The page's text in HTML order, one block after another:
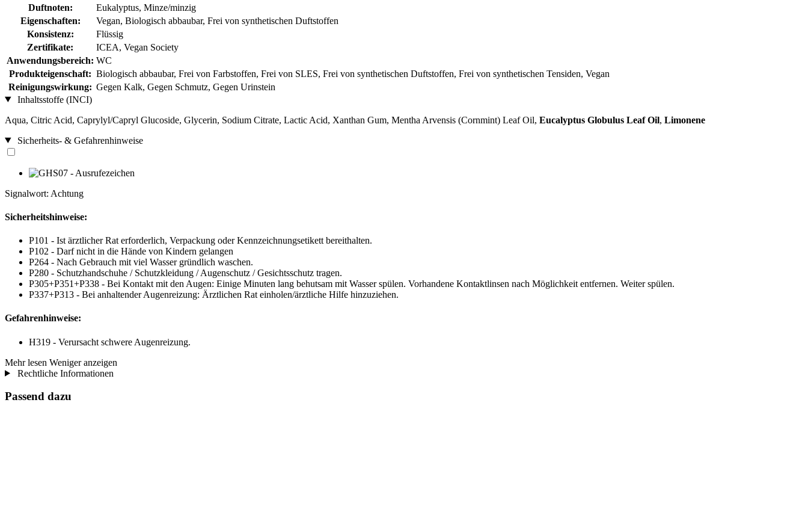
Duftnoten:
Eukalyptus, Minze/minzig
Eigenschaften:
Vegan, Biologisch abbaubar, Frei von synthetischen Duftstoffen
Konsistenz:
Flüssig
Zertifikate:
ICEA, Vegan Society
Anwendungsbereich: WC
Produkteigenschaft: Biologisch abbaubar, Frei von Farbstoffen, Frei von SLES, Frei von synthetischen Duftstoffen, Frei von synthetischen Tensiden, Vegan
Reinigungswirkung: Gegen Kalk, Gegen Schmutz, Gegen Urinstein
Inhaltsstoffe (INCI)
Aqua, Citric Acid, Caprylyl/Capryl Glucoside, Glycerin, Sodium Citrate, Lactic Acid, Xanthan Gum, Mentha Arvensis (Cornmint) Leaf Oil, Eucalyptus Globulus Leaf Oil, Limonene
Sicherheits- & Gefahrenhinweise
Signalwort: Achtung
Sicherheitshinweise:
P101 - Ist ärztlicher Rat erforderlich, Verpackung oder Kennzeichnungsetikett bereithalten.
P102 - Darf nicht in die Hände von Kindern gelangen
P264 - Nach Gebrauch mit viel Wasser gründlich waschen.
P280 - Schutzhandschuhe / Schutzkleidung / Augenschutz / Gesichtsschutz tragen.
P305+P351+P338 - Bei Kontakt mit den Augen: Einige Minuten lang behutsam mit Wasser spülen. Vorhandene Kontaktlinsen nach Möglichkeit entfernen. Weiter spülen.
P337+P313 - Bei anhaltender Augenreizung: Ärztlichen Rat einholen/ärztliche Hilfe hinzuziehen.
Gefahrenhinweise:
H319 - Verursacht schwere Augenreizung.
Mehr lesen Weniger anzeigen
Rechtliche Informationen
Passend dazu